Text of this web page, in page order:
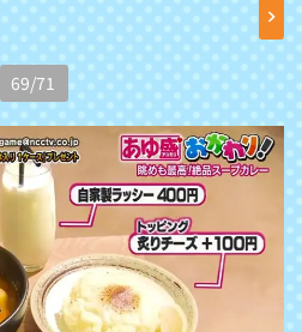
69/71